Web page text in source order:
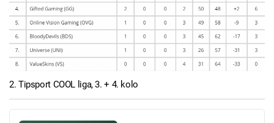
2. Tipsport COOL liga, 3. + 4. kolo